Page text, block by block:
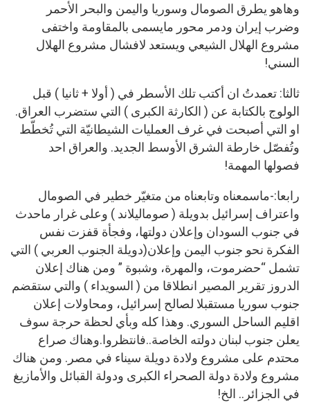
وهاهو يطرق الصومال وسوريا واليمن والبحر الأحمر
وضرب إيران ودمر محور مايسمى بالمقاومة واختفى
مشروع الهلال الشيعي ويستعد لافشال مشروع الهلال
السني!
ثالثا: تعمدتُ ان أكتب تلك الأسطر في ( أولا + ثانيا ) قبل
الولوج بالكتابة عن ( الكارثة الكبرى ) التي ستضرب العراق.
او التي أصبحت في غرف العمليات الشيطانيّة التي تُخطّط
وتُفصّل خارطة الشرق الأوسط الجديد. والعراق احد
فصولها المهمة!
رابعا:-ماسمعناه وتابعناه من متغيّر خطير في الصومال
واعتراف إسرائيل بدويلة ( صوماليلاند ) وعلى غرار ماحدث
في جنوب السودان وإعلان دولتها، وفجأة قفزت نفس
الفكرة نحو جنوب اليمن وإعلان(دويلة الجنوب العربي ) التي
تشمل “حضرموت، والمهرة، وشبوة ” ومن هناك إعلان
الدروز تقرير المصير انطلاقا من ( السويداء ) والتي ستقضم
جنوب سوريا مستقبلا لصالح إسرائيل، ومحاولات إعلان
اقليم الساحل السوري. وهذا كله وبأي لحظة حرجة سوف
يعلن جنوب لبنان دولته الخاصة..فانتظروا.وهناك صراع
محتدم على مشروع ولادة دويلة سيناء في مصر. ومن هناك
مشروع ولادة دولة الصحراء الكبرى ودولة القبائل والأمازيغ
في الجزائر.. الخ!